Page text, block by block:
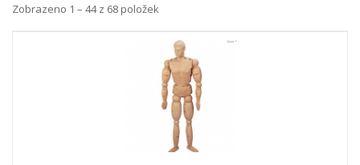
Zobrazeno 1 – 44 z 68 položek